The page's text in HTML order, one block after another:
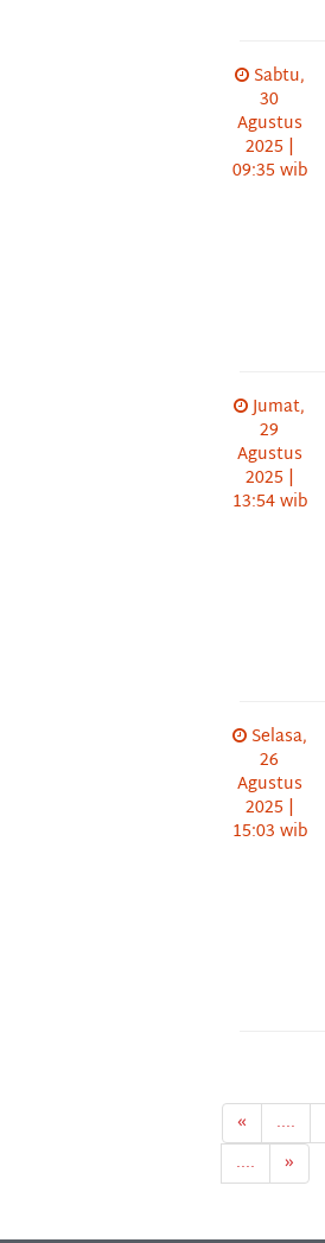
Sabtu,
30
Agustus
2025 |
09:35 wib
Jumat,
29
Agustus
2025 |
13:54 wib
Selasa,
26
Agustus
2025 |
15:03 wib
« ....
....
»